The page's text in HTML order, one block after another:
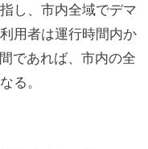
し、市内全域でデマ
用者は運行時間内か
であれば、市内の全
る。